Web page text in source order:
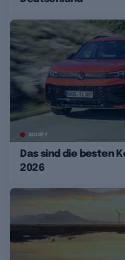
MONEY
Das sind die besten
2026